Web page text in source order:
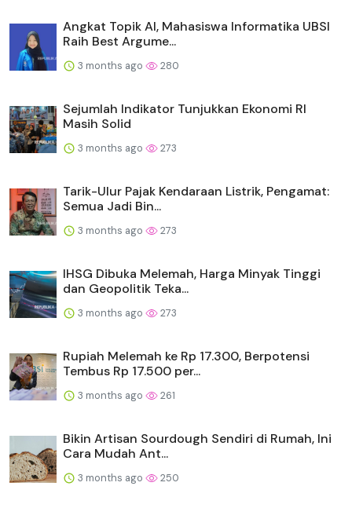
Angkat Topik AI, Mahasiswa Informatika UBSI
Raih Best Argume...
3 months ago 280
Sejumlah Indikator Tunjukkan Ekonomi RI
Masih Solid
3 months ago 273
Tarik-Ulur Pajak Kendaraan Listrik, Pengamat:
Semua Jadi Bin...
3 months ago 273
IHSG Dibuka Melemah, Harga Minyak Tinggi
dan Geopolitik Teka...
3 months ago 273
Rupiah Melemah ke Rp 17.300, Berpotensi
Tembus Rp 17.500 per...
3 months ago 261
Bikin Artisan Sourdough Sendiri di Rumah, Ini
Cara Mudah Ant...
3 months ago 250